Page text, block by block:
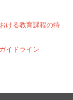
ける教育課程の特
イドライン